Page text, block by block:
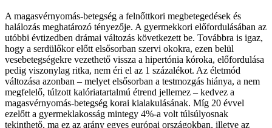
A magasvérnyomás-betegség a felnőttkori megbetegedések és
halálozás meghatározó tényezője. A gyermekkori előfordulásában az
utóbbi évtizedben drámai változás következett be. Továbbra is igaz,
hogy a serdülőkor előtt elsősorban szervi okokra, ezen belül
vesebetegségekre vezethető vissza a hipertónia kóroka, előfordulása
pedig viszonylag ritka, nem éri el az 1 százalékot. Az életmód
változása azonban – melyet elsősorban a testmozgás hiánya, a nem
megfelelő, túlzott kalóriatartalmú étrend jellemez – kedvez a
magasvérnyomás-betegség korai kialakulásának. Míg 20 évvel
ezelőtt a gyermeklakosság mintegy 4%-a volt túlsúlyosnak
tekinthető, ma ez az arány egyes európai országokban, illetve az